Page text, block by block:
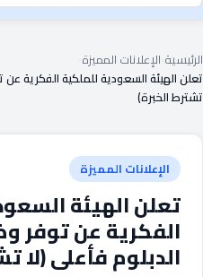
الرئيسية الإعلانات المميزة
تعلن الهيئة السعودية للملكية الفكرية
تشترط الخبرة)
الإعلانات المميزة
تعلن الهيئة
الفكرية عن توفر
الدبلوم فأعلى (لا